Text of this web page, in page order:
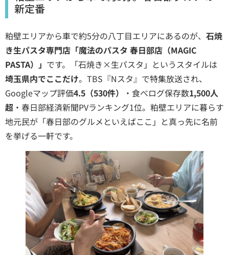
新定番
粕壁エリアから車で約5分の八丁目エリアにあるのが、 石焼
き生パスタ専門店「魔法のパスタ 春日部店（MAGIC
PASTA）」 です。「石焼き×生パスタ」というスタイルは
埼玉県内でここだけ。TBS『Nスタ』で特集放送され、
Googleマップ評価4.5（530件） ・食べログ保存数1,500人
超 ・春日部経済新聞PVランキング1位。粕壁エリアに暮らす
地元民が「春日部のグルメといえばここ」と真っ先に名前
を挙げる一軒です。